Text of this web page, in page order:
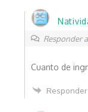
Responder a
Cuanto de
Responder